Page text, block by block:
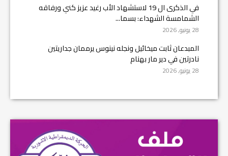
في الذكرى ال 19 لاستشهاد الأب رغيد عزيز كني ورفاقه
الشمامسة الشهداء: بسما...
28 يونيو, 2026
المبدعان ثابت ميخائيل ونجله نينوس يرممان جداريتين
نادرتين في دير مار بهنام
28 يونيو, 2026